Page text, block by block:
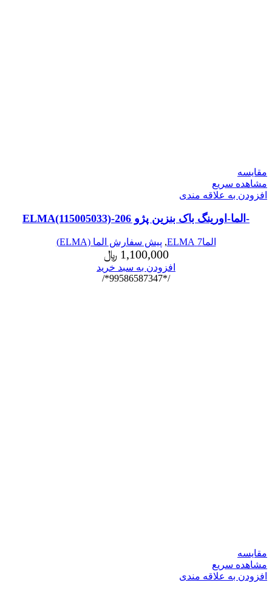
مقایسه
مشاهده سریع
افزودن به علاقه مندی
-الما-اورینگ باک بنزین پژو 206-ELMA(115005033)
الما7 ELMA , پیش سفارش الما (ELMA)
1,100,000 ﷼
افزودن به سبد خرید
/*99586587347*/
مقایسه
مشاهده سریع
افزودن به علاقه مندی